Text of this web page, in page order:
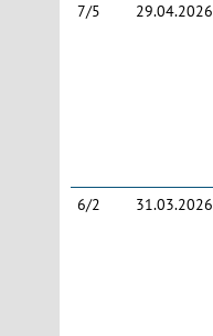
7/5 29.04.2026
6/2 31.03.2026